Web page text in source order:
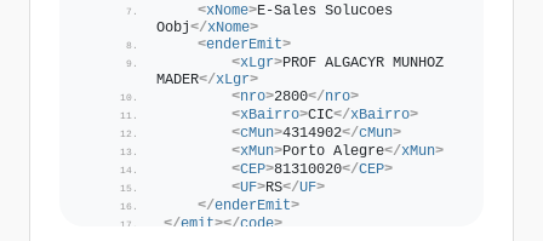
<xNome>E-Sales Solucoes
Oobj</xNome>
<enderEmit>
<xLgr>PROF ALGACYR MUNHOZ
MADER</xLgr>
<nro>2800</nro>
<xBairro>CIC</xBairro>
<cMun>4314902</cMun>
<xMun>Porto Alegre</xMun>
<CEP>81310020</CEP>
<UF>RS</UF>
</enderEmit>
</emit></code>